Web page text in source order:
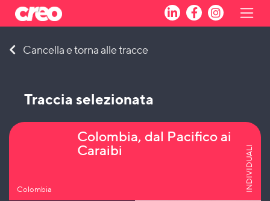
Cancella e torna alle tracce
Traccia selezionata
Colombia
Colombia, dal Pacifico ai
Caraibi
INDIVIDUALI